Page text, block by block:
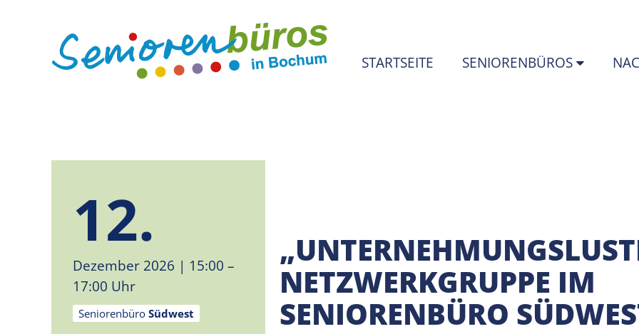
STARTSEITE SENIORENBÜROS
12.
Dezember 2026 | 15:00 –
17:00 Uhr
Seniorenbüro Südwest
NETZWERKGRUPPE IM
SENIORENBÜRO